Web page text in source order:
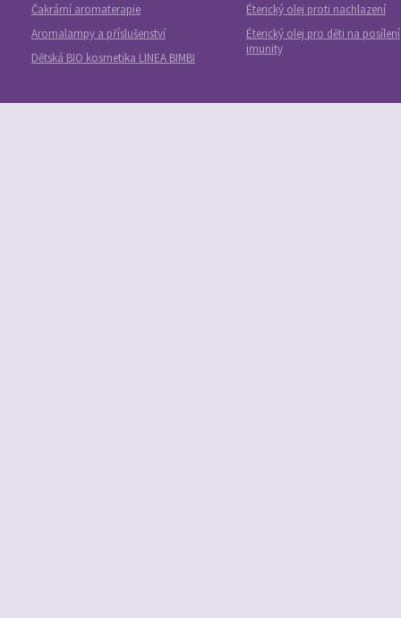
Čakrární aromaterapie
Aromalampy a příslušenství
Dětská BIO kosmetika LINEA BIMBI
Éterický olej proti nachlazení
Éterický olej pro děti na posílení
imunity